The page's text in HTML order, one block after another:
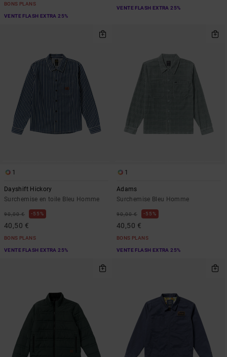
BONS PLANS
VENTE FLASH EXTRA 25%
VENTE FLASH EXTRA 25%
1
Dayshift Hickory
Surchemise en toile Bleu Homme
90,00 € 55%
40,50 €
BONS PLANS
VENTE FLASH EXTRA 25%
1
Adams
Surchemise Bleu Homme
90,00 € 55%
40,50 €
BONS PLANS
VENTE FLASH EXTRA 25%